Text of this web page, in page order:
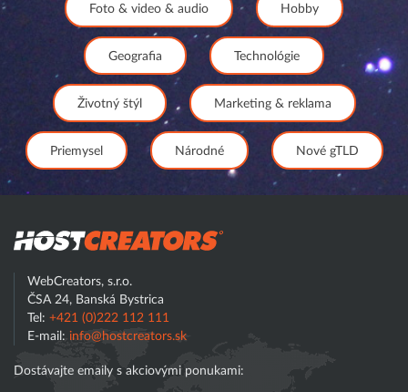
Foto & video & audio Hobby
Geografia Technológie
Životný štýl Marketing & reklama
Priemysel Národné Nové gTLD
WebCreators, s.r.o.
ČSA 24, Banská Bystrica
Tel: +421 (0)222 112 111
E-mail: info@hostcreators.sk
Dostávajte emaily s akciovými ponukami: